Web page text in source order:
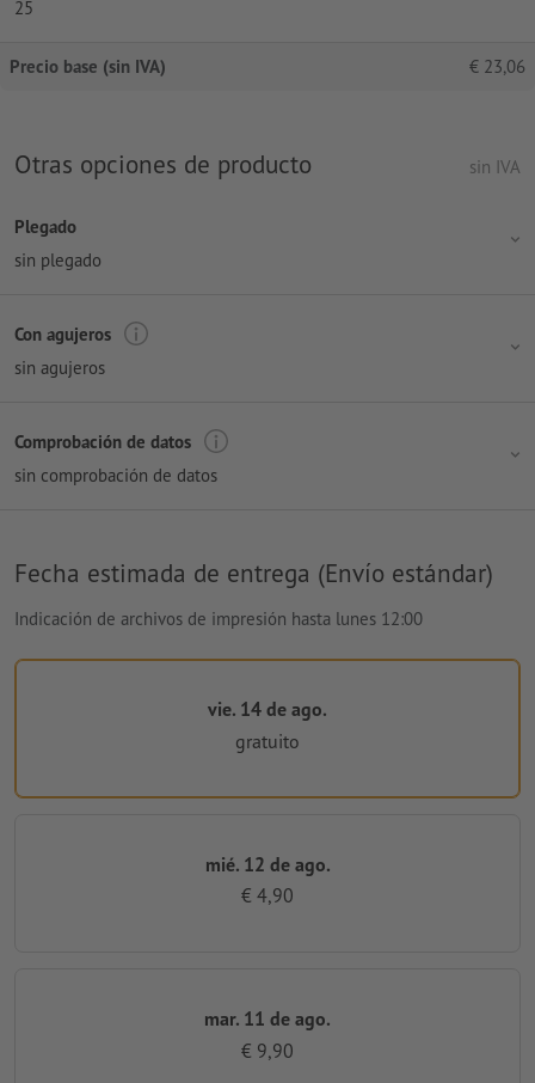
25
Precio base (sin IVA) € 23,06
Otras opciones de producto sin IVA
Plegado
sin plegado
Con agujeros
sin agujeros
Comprobación de datos
sin comprobación de datos
Fecha estimada de entrega (Envío estándar)
Indicación de archivos de impresión hasta lunes 12:00
vie. 14 de ago.
gratuito
mié. 12 de ago.
€ 4,90
mar. 11 de ago.
€ 9,90